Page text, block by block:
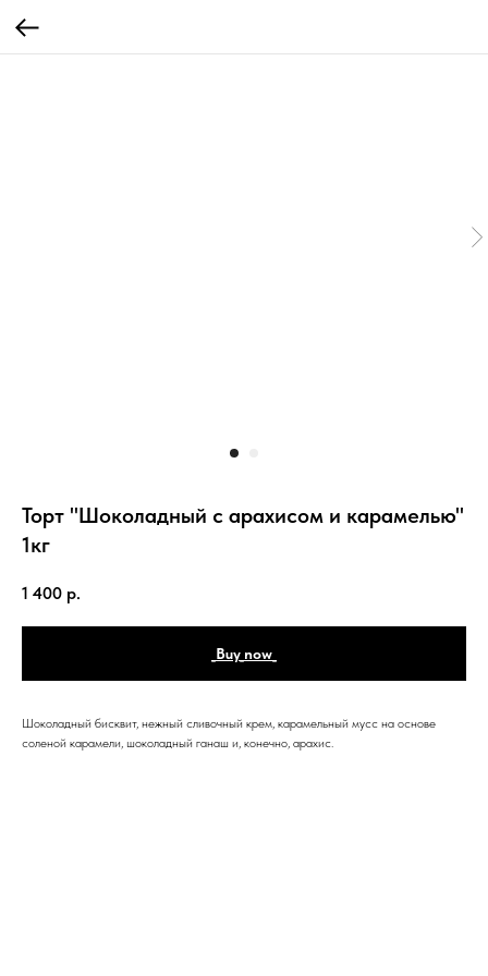
Торт "Шоколадный с арахисом и карамелью"
1кг
1 400 р.
_Buy_now_
Шоколадный бисквит, нежный сливочный крем, карамельный мусс на основе
соленой карамели, шоколадный ганаш и, конечно, арахис.